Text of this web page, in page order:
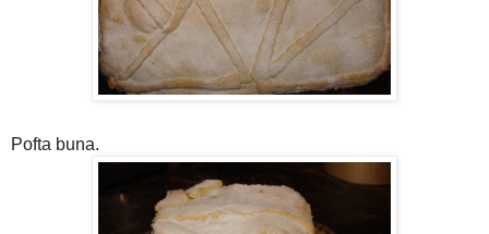
Pofta buna.